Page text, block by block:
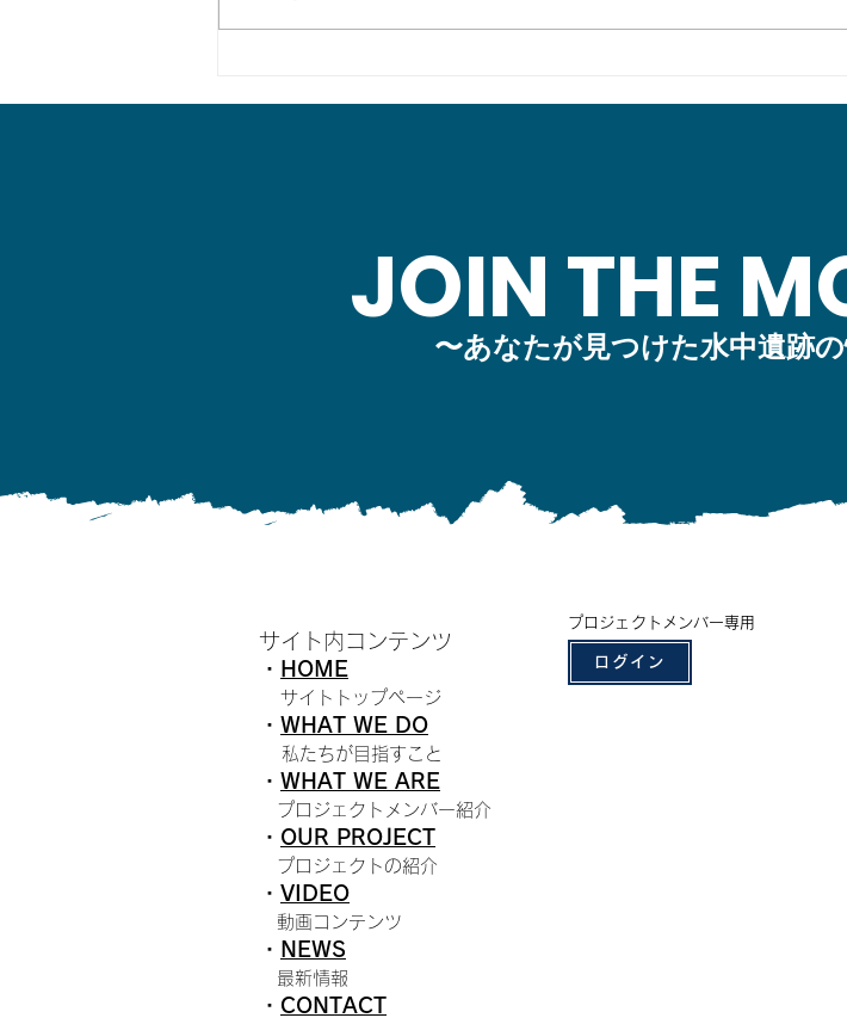
【事務局より】「戸村裕行 水
【事務局より】新宮
JOIN THE
〜あなたが見つけた水中遺跡
サイト内コンテンツ
・ HOME
サイトトップページ
・ WHAT WE DO
私たちが目指すこと
・ WHAT WE ARE
プロジェクトメンバー紹介
・ OUR PROJECT
プロジェクトの紹介
・ VIDEO
動画コンテンツ
・ N EWS
最新情報
・ CONTACT
プロジェクトメンバー専用
ログイン